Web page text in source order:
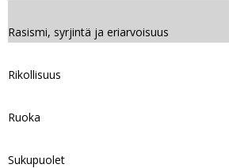
Rasismi, syrjintä ja eriarvoisuus
Rikollisuus
Ruoka
Sukupuolet